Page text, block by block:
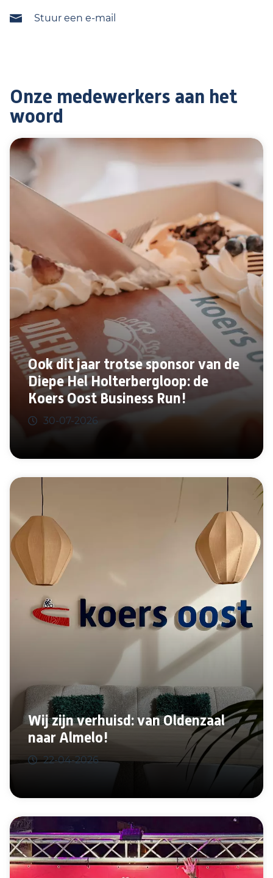
Stuur een e-mail
Onze medewerkers aan het
woord
Ook dit jaar trotse sponsor van de
Diepe Hel Holterbergloop: de
Koers Oost Business Run!
30-07-2026
Wij zijn verhuisd: van Oldenzaal
naar Almelo!
22-04-2026